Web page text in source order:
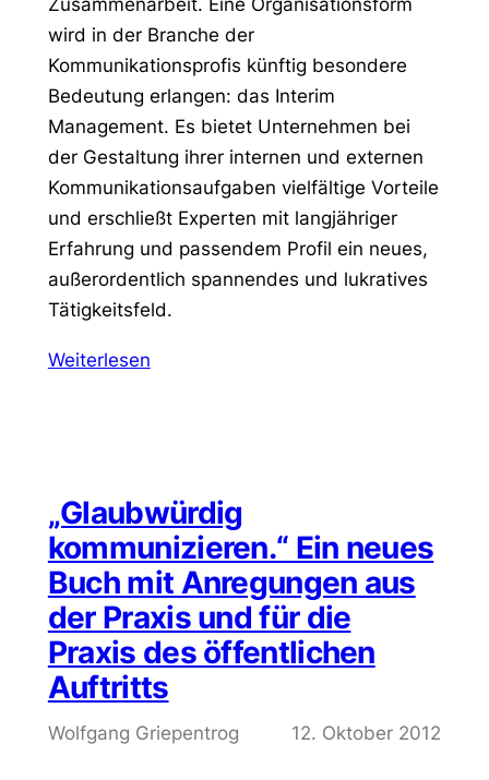
Zusammenarbeit. Eine Organisationsform
wird in der Branche der
Kommunikationsprofis künftig besondere
Bedeutung erlangen: das Interim
Management. Es bietet Unternehmen bei
der Gestaltung ihrer internen und externen
Kommunikationsaufgaben vielfältige Vorteile
und erschließt Experten mit langjähriger
Erfahrung und passendem Profil ein neues,
außerordentlich spannendes und lukratives
Tätigkeitsfeld.
Weiterlesen
„Glaubwürdig
kommunizieren.“ Ein neues
Buch mit Anregungen aus
der Praxis und für die
Praxis des öffentlichen
Auftritts
Wolfgang Griepentrog 12. Oktober 2012